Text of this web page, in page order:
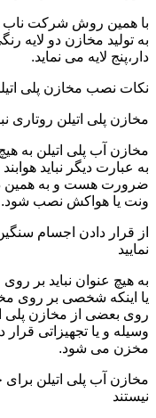
با همین روش شرکت ناب
به تولید مخازن دو لایه
دار،پنج لایه می نماید.
نکات نصب مخازن پلی
مخازن پلی اتیلن روتاری
مخازن آب پلی اتیلن به
به عبارت دیگر نباید
ضرورت هست و به همین
ونت یا هواکش نصب شود.
از قرار دادن اجسام
نمایید
به هیچ عنوان نباید بر
یا اینکه شخصی بر روی
روی بعضی از مخازن پلی
وسیله و یا تجهیزاتی
مخزن می شود.
مخازن آب پلی اتیلن
نیستند